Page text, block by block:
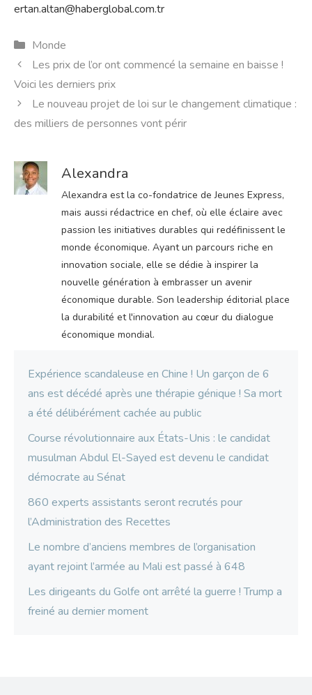
ertan.altan@haberglobal.com.tr
Catégories
Monde
Les prix de l’or ont commencé la semaine en baisse !
Voici les derniers prix
Le nouveau projet de loi sur le changement climatique :
des milliers de personnes vont périr
Alexandra
Alexandra est la co-fondatrice de Jeunes Express,
mais aussi rédactrice en chef, où elle éclaire avec
passion les initiatives durables qui redéfinissent le
monde économique. Ayant un parcours riche en
innovation sociale, elle se dédie à inspirer la
nouvelle génération à embrasser un avenir
économique durable. Son leadership éditorial place
la durabilité et l'innovation au cœur du dialogue
économique mondial.
Expérience scandaleuse en Chine ! Un garçon de 6
ans est décédé après une thérapie génique ! Sa mort
a été délibérément cachée au public
Course révolutionnaire aux États-Unis : le candidat
musulman Abdul El-Sayed est devenu le candidat
démocrate au Sénat
860 experts assistants seront recrutés pour
l’Administration des Recettes
Le nombre d’anciens membres de l’organisation
ayant rejoint l’armée au Mali est passé à 648
Les dirigeants du Golfe ont arrêté la guerre ! Trump a
freiné au dernier moment